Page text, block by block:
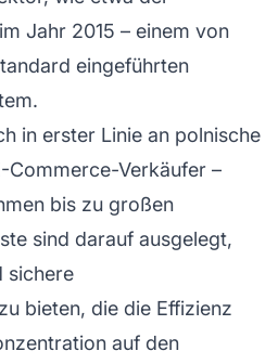
im Jahr 2015 – einem von
eingeführten
in erster Linie an polnische
Commerce-Verkäufer –
bis zu großen
sind darauf ausgelegt,
sichere
bieten, die die Effizienz
auf den